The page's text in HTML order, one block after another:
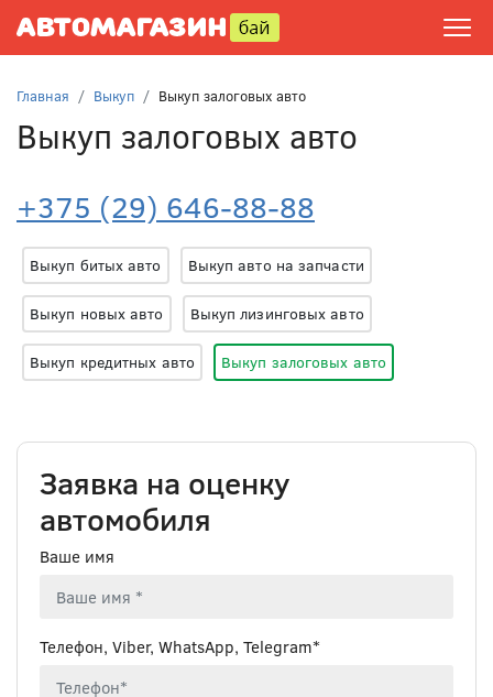
Главная Выкуп Выкуп залоговых авто
Выкуп залоговых авто
+375 (29) 646-88-88
Выкуп битых авто Выкуп авто на запчасти
Выкуп новых авто Выкуп лизинговых авто
Выкуп кредитных авто Выкуп залоговых авто
Заявка на оценку
автомобиля
Ваше имя
Телефон, Viber, WhatsApp, Telegram*